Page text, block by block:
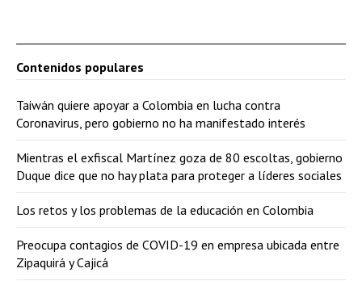
Contenidos populares
Taiwán quiere apoyar a Colombia en lucha contra
Coronavirus, pero gobierno no ha manifestado interés
Mientras el exfiscal Martínez goza de 80 escoltas, gobierno
Duque dice que no hay plata para proteger a líderes sociales
Los retos y los problemas de la educación en Colombia
Preocupa contagios de COVID-19 en empresa ubicada entre
Zipaquirá y Cajicá